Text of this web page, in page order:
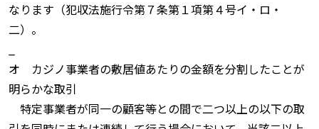
なります（犯収法施行令第７条第１項第４号イ・ロ・
二）。
オ カジノ事業者の敷居値あたりの金額を分割したことが
明らかな取引
特定事業者が同一の顧客等との間で二つ以上の以下の取